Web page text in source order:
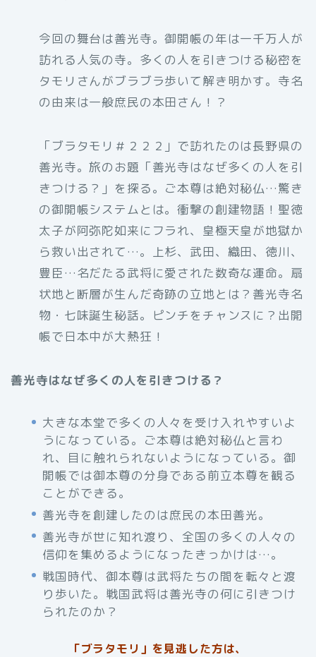
今回の舞台は善光寺。御開帳の年は一千万人が
訪れる人気の寺。多くの人を引きつける秘密を
タモリさんがブラブラ歩いて解き明かす。寺名
の由来は一般庶民の本田さん！？
「ブラタモリ＃２２２」で訪れたのは長野県の
善光寺。旅のお題「善光寺はなぜ多くの人を引
きつける？」を探る。ご本尊は絶対秘仏…驚き
の御開帳システムとは。衝撃の創建物語！聖徳
太子が阿弥陀如来にフラれ、皇極天皇が地獄か
ら救い出されて…。上杉、武田、織田、徳川、
豊臣…名だたる武将に愛された数奇な運命。扇
状地と断層が生んだ奇跡の立地とは？善光寺名
物・七味誕生秘話。ピンチをチャンスに？出開
帳で日本中が大熱狂！
善光寺はなぜ多くの人を引きつける？
大きな本堂で多くの人々を受け入れやすいよ
うになっている。ご本尊は絶対秘仏と言わ
れ、目に触れられないようになっている。御
開帳では御本尊の分身である前立本尊を観る
ことができる。
善光寺を創建したのは庶民の本田善光。
善光寺が世に知れ渡り、全国の多くの人々の
信仰を集めるようになったきっかけは…。
戦国時代、御本尊は武将たちの間を転々と渡
り歩いた。戦国武将は善光寺の何に引きつけ
られたのか？
「ブラタモリ」を見逃した方は、